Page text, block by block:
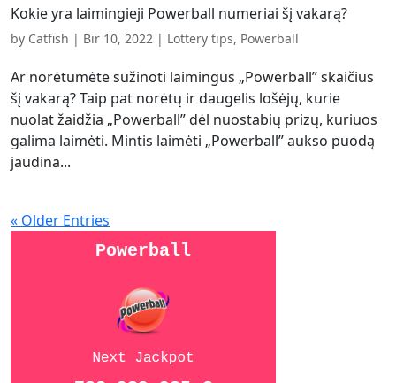
Kokie yra laimingieji Powerball numeriai šį vakarą?
by Catfish | Bir 10, 2022 | Lottery tips, Powerball
Ar norėtumėte sužinoti laimingus „Powerball” skaičius
šį vakarą? Taip pat norėtų ir daugelis lošėjų, kurie
nuolat žaidžia „Powerball” dėl nuostabių prizų, kuriuos
galima laimėti. Mintis laimėti „Powerball” aukso puodą
jaudina...
« Older Entries